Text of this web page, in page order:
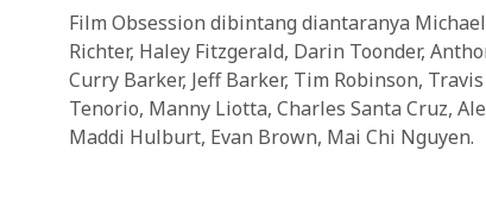
Film Obsession dibintang diantaranya
Richter, Haley Fitzgerald, Darin Toonder,
Curry Barker, Jeff Barker, Tim Robinson,
Tenorio, Manny Liotta, Charles Santa Cruz,
Maddi Hulburt, Evan Brown, Mai Chi Nguyen.